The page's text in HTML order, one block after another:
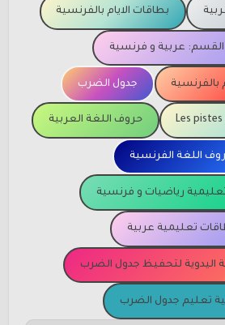
بطاقات الايام بالفرنسية
القسم: عربية و فرنسية
بالفرنسية جدول الضرب
Les حروف اللغة العربية
اللغة الفرنسية
رياضيات و فرنسية
تعليمية عربية
اليدوية لتحفيظ جدول الضرب
تعليم جدول الضرب